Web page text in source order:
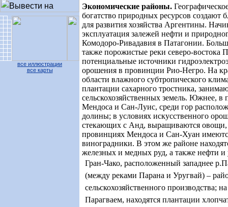
все иллюстрации
все карты
Экономические районы.
богатство природных ресурсов создают
для развития хозяйства Аргентины.
эксплуатация залежей нефти и
Комодоро-Ривадавия в Патагонии.
также порожистые реки северо-востока
потенциальные источники
орошения в провинции Рио-Негро. На
области влажного субтропического
плантации сахарного тростника,
сельскохозяйственных земель. Южнее,
Мендоса и Сан-Луис, среди гор
долины; в условиях искусственного
стекающих с Анд, выращиваются
провинциях Мендоса и Сан-Хуан
виноградники. В этом же районе
железных и медных руд, а также нефти и
Гран-Чако, расположенный западнее
(между реками Парана и Уругвай) –
сельскохозяйственного производства;
Парагваем, находятся плантации